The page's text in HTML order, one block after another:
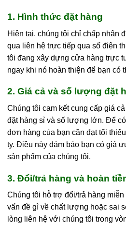
1. Hình thức đặt hàng
Hiện tại, chúng tôi chỉ chấp nhận
qua liên hệ trực tiếp qua số điện
tôi đang xây dựng cửa hàng trực
ngay khi nó hoàn thiện để bạn có
2. Giá cả và số lượng đặt
Chúng tôi cam kết cung cấp giá
đặt hàng sỉ và số lượng lớn. Để
đơn hàng của bạn cần đạt tối
ty. Điều này đảm bảo bạn có giá
sản phẩm của chúng tôi.
3. Đổi/trả hàng và hoàn
Chúng tôi hỗ trợ đổi/trả hàng
vấn đề gì về chất lượng hoặc sai
lòng liên hệ với chúng tôi trong